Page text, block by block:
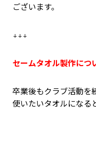
ございます。
↓↓↓
セームタオル製作につ
卒業後もクラブ活動を
使いたいタオルになる